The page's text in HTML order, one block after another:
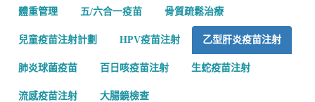
體重管理 五/六合一疫苗 骨質疏鬆治療
兒童疫苗注射計劃 HPV疫苗注射 乙型肝炎疫苗注射
肺炎球菌疫苗 百日咳疫苗注射 生蛇疫苗注射
流感疫苗注射 大腸鏡檢查